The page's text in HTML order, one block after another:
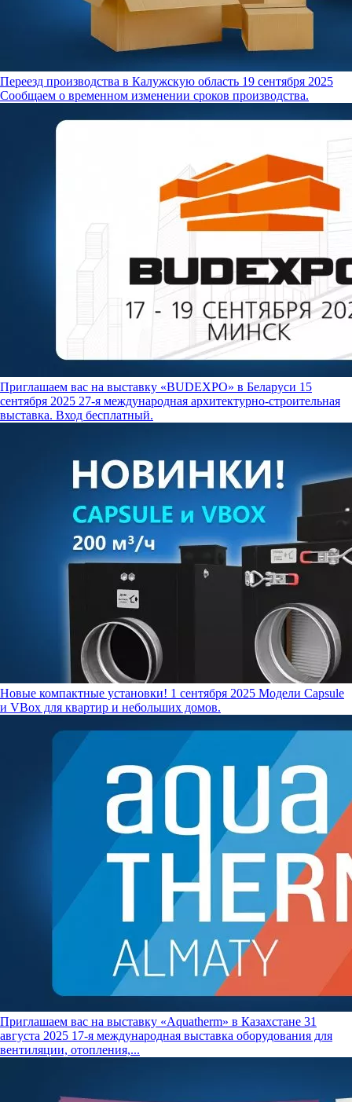
Переезд производства в Калужскую область 19 сентября 2025
Сообщаем о временном изменении сроков производства.
Приглашаем вас на выставку «BUDEXPO» в Беларуси 15
сентября 2025 27-я международная архитектурно-строительная
выставка. Вход бесплатный.
Новые компактные установки! 1 сентября 2025 Модели Capsule
и VBox для квартир и небольших домов.
Приглашаем вас на выставку «Aquatherm» в Казахстане 31
августа 2025 17-я международная выставка оборудования для
вентиляции, отопления,...